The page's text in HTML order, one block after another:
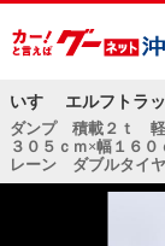
いすゞ エルフトラ
ダンプ 積載２ｔ
３０５ｃｍ×幅１６
レーン ダブルタイ